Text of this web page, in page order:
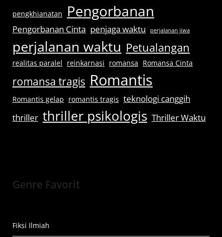
pengkhianatan Pengorbanan
Pengorbanan Cinta penjaga waktu perjalanan jiwa
perjalanan waktu Petualangan
realitas paralel reinkarnasi romansa Romansa Cinta
romansa tragis Romantis
Romantis gelap romantis tragis teknologi canggih
thriller thriller psikologis Thriller Waktu
Genre Favorit
Fiksi Ilmiah